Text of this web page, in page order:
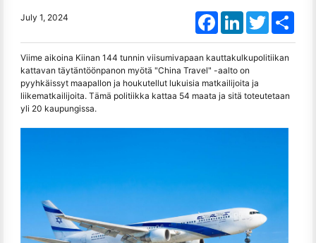
July 1, 2024 FacebookLinkedInTwitter
Viime aikoina Kiinan 144 tunnin viisumivapaan kauttakulkupolitiikan
kattavan täytäntöönpanon myötä "China Travel" -aalto on
pyyhkäissyt maapallon ja houkutellut lukuisia matkailijoita ja
liikematkailijoita. Tämä politiikka kattaa 54 maata ja sitä toteutetaan
yli 20 kaupungissa.